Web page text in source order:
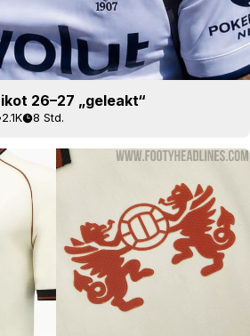
26–27 „geleakt“
2.1K 8 Std.